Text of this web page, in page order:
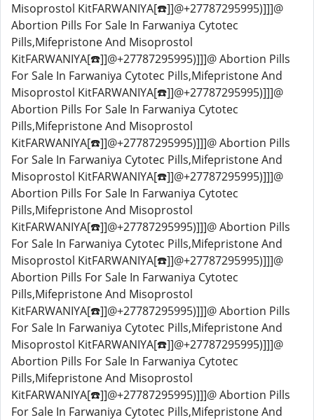
Misoprostol KitFARWANIYA[☎️]]@+27787295995)]]]@
Abortion Pills For Sale In Farwaniya Cytotec
Pills,Mifepristone And Misoprostol
KitFARWANIYA[☎️]]@+27787295995)]]]@ Abortion Pills
For Sale In Farwaniya Cytotec Pills,Mifepristone And
Misoprostol KitFARWANIYA[☎️]]@+27787295995)]]]@
Abortion Pills For Sale In Farwaniya Cytotec
Pills,Mifepristone And Misoprostol
KitFARWANIYA[☎️]]@+27787295995)]]]@ Abortion Pills
For Sale In Farwaniya Cytotec Pills,Mifepristone And
Misoprostol KitFARWANIYA[☎️]]@+27787295995)]]]@
Abortion Pills For Sale In Farwaniya Cytotec
Pills,Mifepristone And Misoprostol
KitFARWANIYA[☎️]]@+27787295995)]]]@ Abortion Pills
For Sale In Farwaniya Cytotec Pills,Mifepristone And
Misoprostol KitFARWANIYA[☎️]]@+27787295995)]]]@
Abortion Pills For Sale In Farwaniya Cytotec
Pills,Mifepristone And Misoprostol
KitFARWANIYA[☎️]]@+27787295995)]]]@ Abortion Pills
For Sale In Farwaniya Cytotec Pills,Mifepristone And
Misoprostol KitFARWANIYA[☎️]]@+27787295995)]]]@
Abortion Pills For Sale In Farwaniya Cytotec
Pills,Mifepristone And Misoprostol
KitFARWANIYA[☎️]]@+27787295995)]]]@ Abortion Pills
For Sale In Farwaniya Cytotec Pills,Mifepristone And